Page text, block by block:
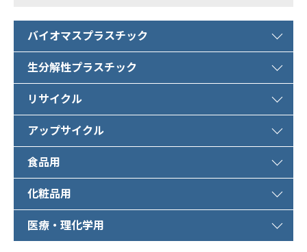
バイオマスプラスチック
生分解性プラスチック
リサイクル
アップサイクル
食品用
化粧品用
医療・理化学用